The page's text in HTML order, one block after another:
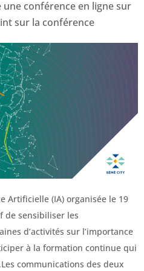
conférence en ligne sur
sur la conférence
Artificielle (IA) organisée le 19
de sensibiliser les
d’activités sur l’importance
à la formation continue qui
communications des deux